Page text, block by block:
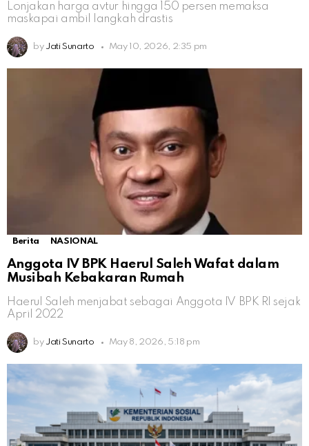
Lonjakan harga avtur hingga 150 persen memaksa
maskapai ambil langkah drastis
by Jati Sunarto May 10, 2026, 2:35 pm
Berita NASIONAL
Anggota IV BPK Haerul Saleh Wafat dalam
Musibah Kebakaran Rumah
Haerul Saleh menjabat sebagai Anggota IV BPK RI sejak
April 2022
by Jati Sunarto May 8, 2026, 5:18 pm